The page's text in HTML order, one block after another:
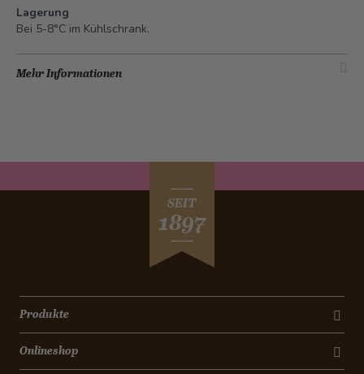
Lagerung
Bei 5-8°C im Kühlschrank.
Mehr Informationen
SEIT
1897
Produkte
Onlineshop